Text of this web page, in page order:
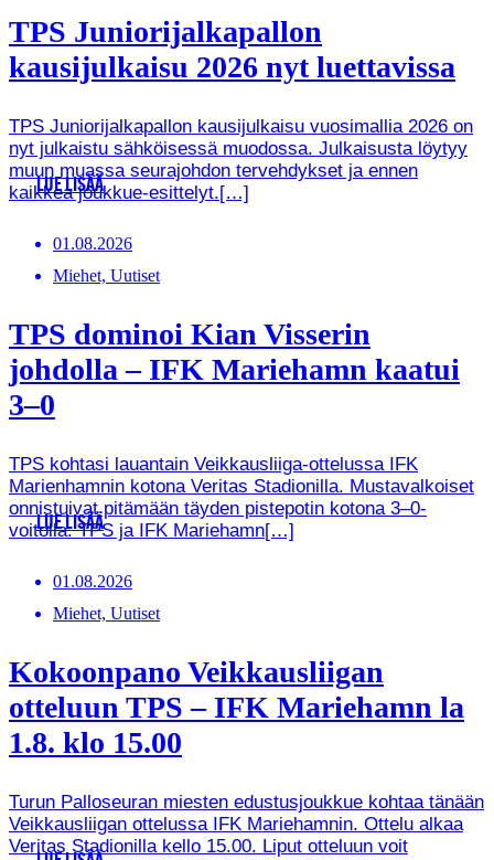
TPS Juniorijalkapallon
kausijulkaisu 2026 nyt luettavissa
TPS Juniorijalkapallon kausijulkaisu vuosimallia 2026 on
nyt julkaistu sähköisessä muodossa. Julkaisusta löytyy
muun muassa seurajohdon tervehdykset ja ennen
kaikkea joukkue-esittelyt.[…]
LUE LISÄÄ
01.08.2026
Miehet, Uutiset
TPS dominoi Kian Visserin
johdolla – IFK Mariehamn kaatui
3–0
TPS kohtasi lauantain Veikkausliiga-ottelussa IFK
Marienhamnin kotona Veritas Stadionilla. Mustavalkoiset
onnistuivat pitämään täyden pistepotin kotona 3–0-
voitolla. TPS ja IFK Mariehamn[…]
LUE LISÄÄ
01.08.2026
Miehet, Uutiset
Kokoonpano Veikkausliigan
otteluun TPS – IFK Mariehamn la
1.8. klo 15.00
Turun Palloseuran miesten edustusjoukkue kohtaa tänään
Veikkausliigan ottelussa IFK Mariehamnin. Ottelu alkaa
Veritas Stadionilla kello 15.00. Liput otteluun voit